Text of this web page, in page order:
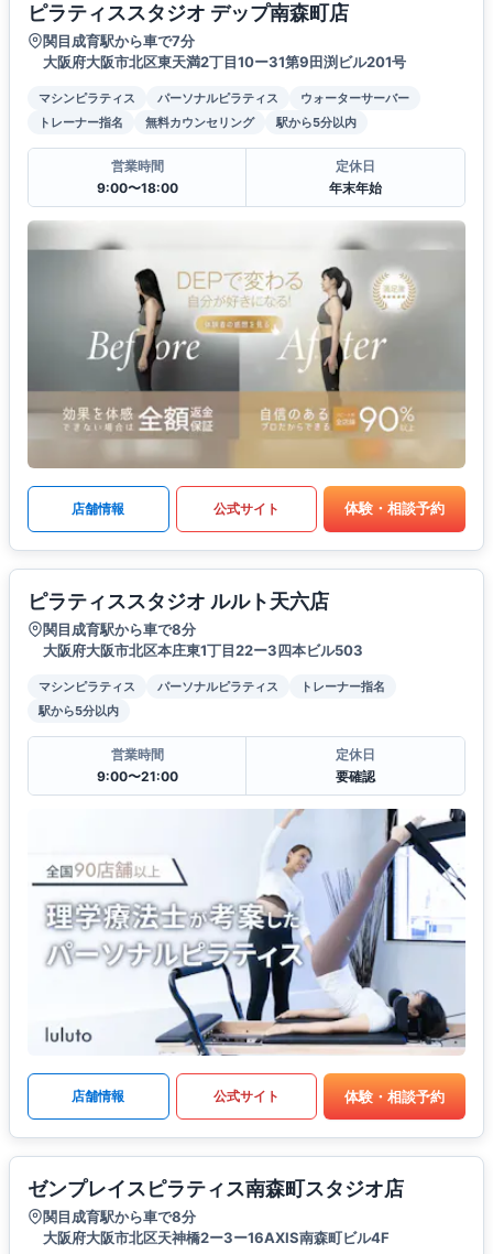
ピラティススタジオ デップ南森町店
関目成育駅から車で7分
大阪府大阪市北区東天満2丁目10ー31第9田渕ビル201号
マシンピラティス パーソナルピラティス
ウォーターサーバー
トレーナー指名
無料カウンセリング 駅から5分以内
営業時間
9:00〜18:00
定休日
年末年始
店舗情報 公式サイト 体験・相談予約
ピラティススタジオ ルルト天六店
関目成育駅から車で8分
大阪府大阪市北区本庄東1丁目22ー3四本ビル503
マシンピラティス パーソナルピラティス
トレーナー指名
駅から5分以内
営業時間
9:00〜21:00
定休日
要確認
店舗情報 公式サイト 体験・相談予約
ゼンプレイスピラティス南森町スタジオ店
関目成育駅から車で8分
大阪府大阪市北区天神橋2ー3ー16AXIS南森町ビル4F